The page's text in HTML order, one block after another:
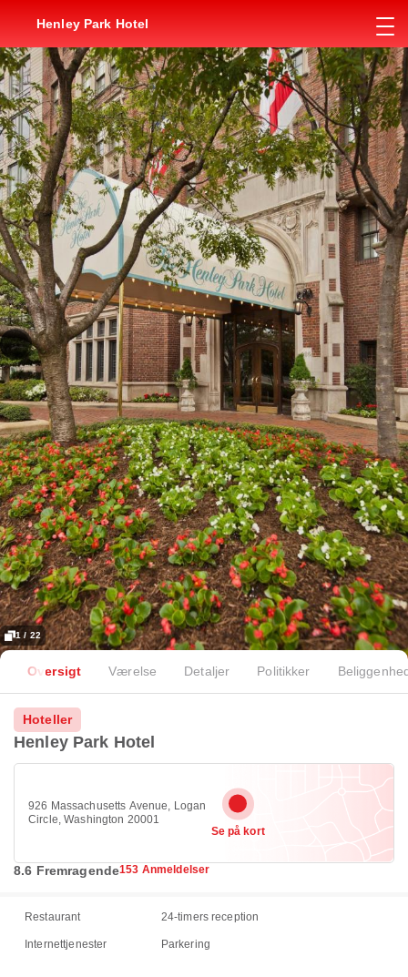
Henley Park Hotel
1 / 22
Oversigt Værelse Detaljer Politikker
Hoteller
Henley Park Hotel
926 Massachusetts Avenue, Logan
Circle, Washington 20001
Se på kort
8.6 Fremragende153 Anmeldelser
Restaurant 24-timers reception
Internettjenester Parkering